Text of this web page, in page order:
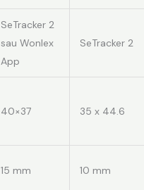
SeTracker 2
sau Wonlex
App
SeTracker 2
40×37 35 x 44.6
15 mm 10 mm